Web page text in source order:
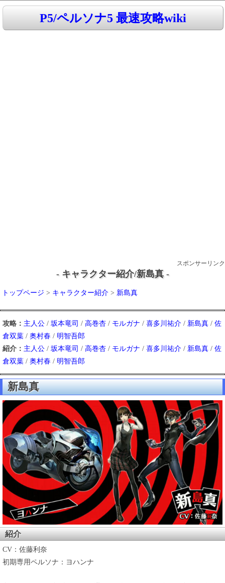
P5/ペルソナ5 最速攻略wiki
スポンサーリンク
- キャラクター紹介/新島真 -
トップページ > キャラクター紹介 > 新島真
攻略： 主人公 / 坂本竜司 / 高巻杏 / モルガナ / 喜多川祐介 / 新島真 / 佐
倉双葉 / 奥村春 / 明智吾郎
紹介： 主人公 / 坂本竜司 / 高巻杏 / モルガナ / 喜多川祐介 / 新島真 / 佐
倉双葉 / 奥村春 / 明智吾郎
新島真
紹介
CV：佐藤利奈
初期専用ペルソナ：ヨハンナ